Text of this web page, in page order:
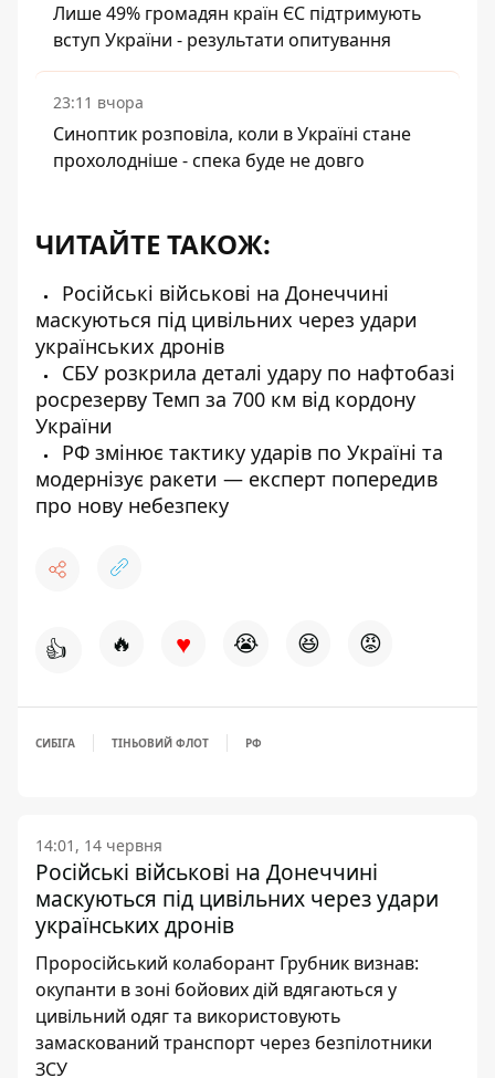
Лише 49% громадян країн ЄС підтримують
вступ України - результати опитування
23:11 вчора
Синоптик розповіла, коли в Україні стане
прохолодніше - спека буде не довго
ЧИТАЙТЕ ТАКОЖ:
Російські військові на Донеччині
маскуються під цивільних через удари
українських дронів
СБУ розкрила деталі удару по нафтобазі
росрезерву Темп за 700 км від кордону
України
РФ змінює тактику ударів по Україні та
модернізує ракети — експерт попередив
про нову небезпеку
👍 🔥 ♥ 😭 😆 😡
СИБІГА ТІНЬОВИЙ ФЛОТ РФ
14:01, 14 червня
Російські військові на Донеччині
маскуються під цивільних через удари
українських дронів
Проросійський колаборант Грубник визнав:
окупанти в зоні бойових дій вдягаються у
цивільний одяг та використовують
замаскований транспорт через безпілотники
ЗСУ